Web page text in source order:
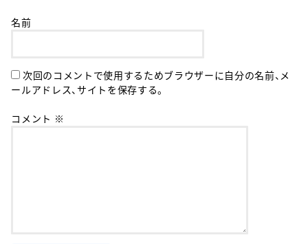
名前
次回のコメントで使用するためブラウザーに自分の名前、メ
ールアドレス、サイトを保存する。
コメント ※